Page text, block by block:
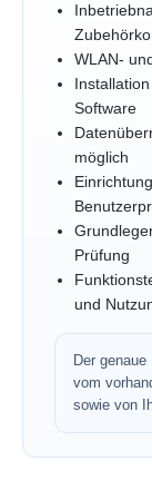
WLAN-
Software
möglich
Prüfung
und
Der
vom
sowie von